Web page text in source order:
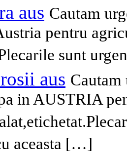
aus Cautam
pentru
sunt
aus
in AUSTRIA
aceasta […]